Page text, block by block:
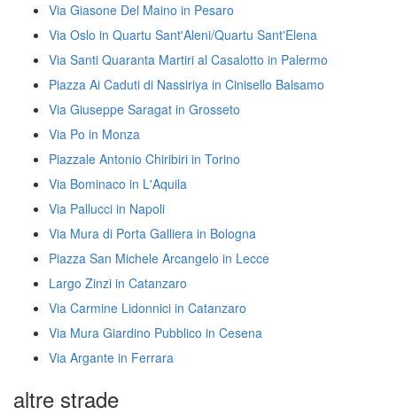
Via Giasone Del Maino in Pesaro
Via Oslo in Quartu Sant'Aleni/Quartu Sant'Elena
Via Santi Quaranta Martiri al Casalotto in Palermo
Piazza Ai Caduti di Nassiriya in Cinisello Balsamo
Via Giuseppe Saragat in Grosseto
Via Po in Monza
Piazzale Antonio Chiribiri in Torino
Via Bominaco in L'Aquila
Via Pallucci in Napoli
Via Mura di Porta Galliera in Bologna
Piazza San Michele Arcangelo in Lecce
Largo Zinzi in Catanzaro
Via Carmine Lidonnici in Catanzaro
Via Mura Giardino Pubblico in Cesena
Via Argante in Ferrara
altre strade